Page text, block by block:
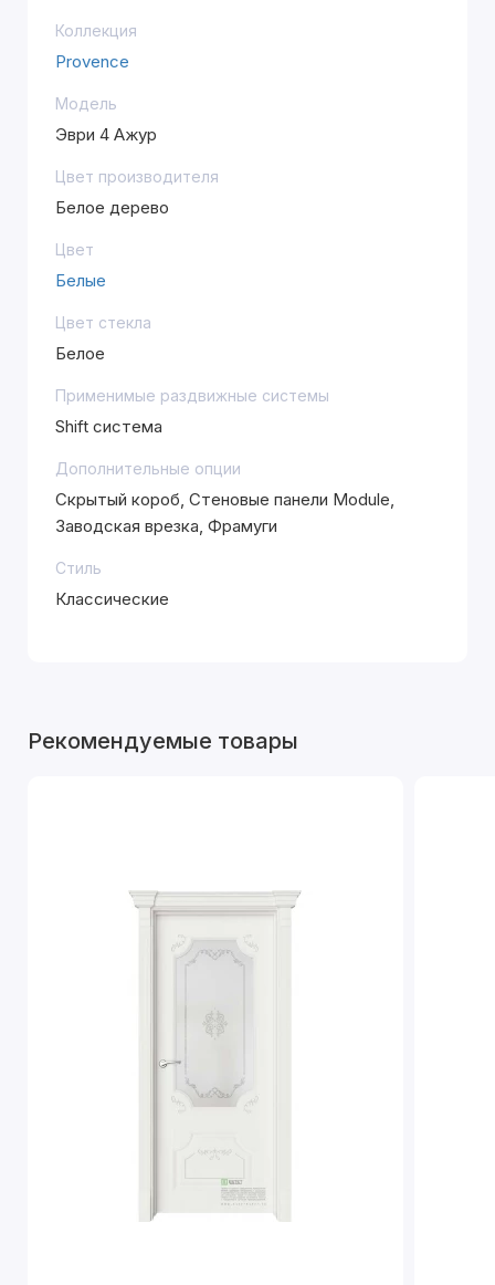
Коллекция
Provence
Модель
Эври 4 Ажур
Цвет производителя
Белое дерево
Цвет
Белые
Цвет стекла
Белое
Применимые раздвижные системы
Shift система
Дополнительные опции
Скрытый короб, Стеновые панели Module,
Заводская врезка, Фрамуги
Стиль
Классические
Рекомендуемые товары